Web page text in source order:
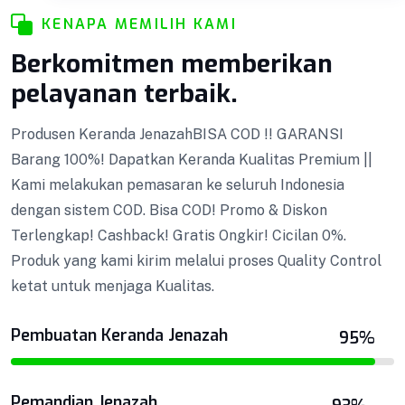
Podium Minimalis
Podium Minimalis BISA COD !! GARANSI Barang
Kami melakukan pemasaran ke seluruh Indonesia
dengan sistem COD. Bisa COD! Promo & Diskon
Pemandian Jenazah
Tenda Pemandian
Podium Minimalis
KENAPA MEMILIH KAMI
Berkomitmen memberikan
pelayanan terbaik.
Produsen Keranda JenazahBISA COD !! GARANSI
Barang 100%! Dapatkan Keranda Kualitas Premium ||
Kami melakukan pemasaran ke seluruh Indonesia
dengan sistem COD. Bisa COD! Promo & Diskon
Terlengkap! Cashback! Gratis Ongkir! Cicilan 0%.
Produk yang kami kirim melalui proses Quality Control
ketat untuk menjaga Kualitas.
Pembuatan Keranda Jenazah 95%